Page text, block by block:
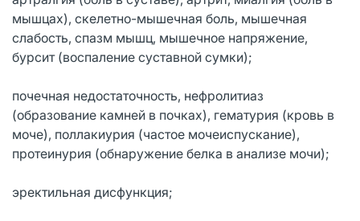
мышцах), скелетно-мышечная боль, мышечная
слабость, спазм мышц, мышечное напряжение,
бурсит (воспаление суставной сумки);
почечная недостаточность, нефролитиаз
(образование камней в почках), гематурия (кровь в
моче), поллакиурия (частое мочеиспускание),
протеинурия (обнаружение белка в анализе мочи);
эректильная дисфункция;